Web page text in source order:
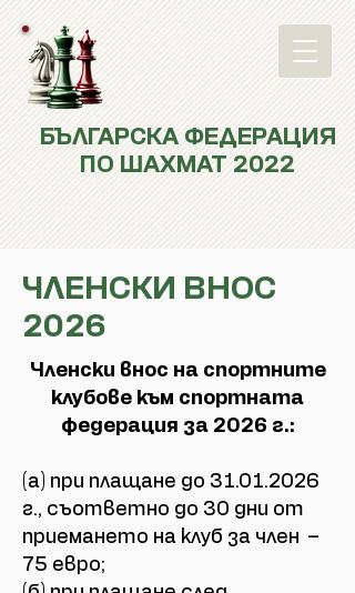
БЪЛГАРСКА ФЕДЕРАЦИЯ
ПО ШАХМАТ 2022
ЧЛЕНСКИ ВНОС
2026
Членски внос на спортните
клубове към спортната
федерация за 2026 г.:
(а) при плащане до 31.01.2026
г., съответно до 30 дни от
приемането на клуб за член –
75 евро;